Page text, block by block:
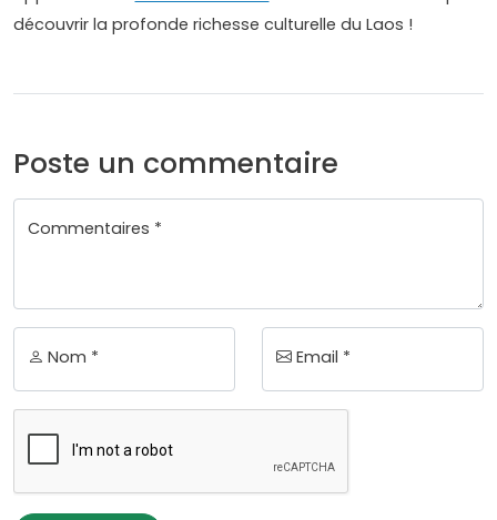
découvrir la profonde richesse culturelle du Laos !
Poste un commentaire
Commentaires *
Nom * Email *